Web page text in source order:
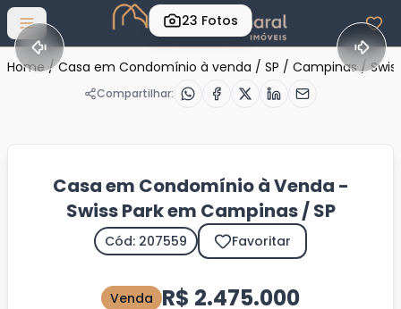
Abrir menu
23 Fotos
Home / Casa em Condomínio à venda / SP / Campinas /
Compartilhar:
Casa em Condomínio à Venda -
Swiss Park em Campinas / SP
Cód: 207559 Favoritar
Venda R$ 2.475.000